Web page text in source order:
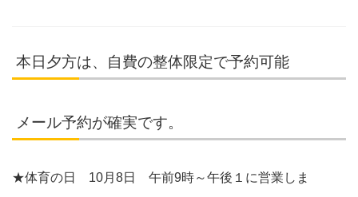
本日夕方は、自費の整体限定で予約可能
メール予約が確実です。
★体育の日 10月8日 午前9時～午後１に営業しま